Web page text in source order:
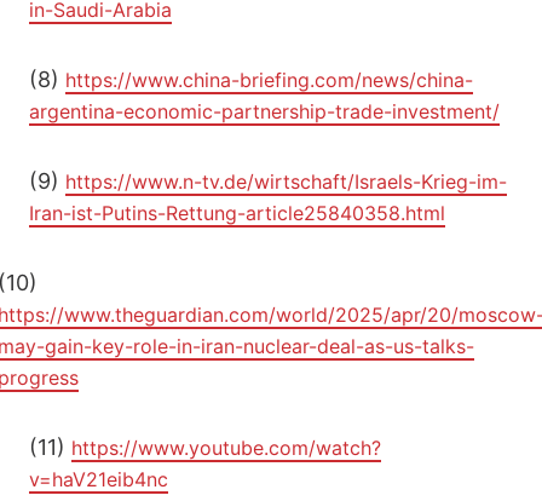
in-Saudi-Arabia
(8) https://www.china-briefing.com/news/china-
argentina-economic-partnership-trade-investment/
(9) https://www.n-tv.de/wirtschaft/Israels-Krieg-im-
Iran-ist-Putins-Rettung-article25840358.html
www.theguardian.com/world/2025/apr/20/
gain-key-role-in-iran-nuclear-deal-as-us-talks-
(11) https://www.youtube.com/watch?
v=haV21eib4nc